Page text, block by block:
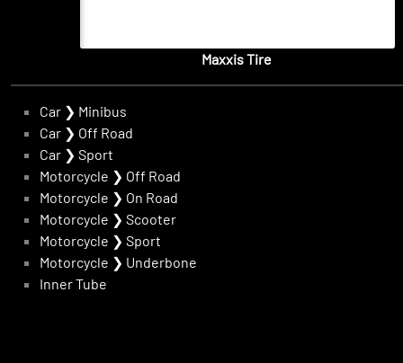
Maxxis Tire
Car ❯ Minibus
Car ❯ Off Road
Car ❯ Sport
Motorcycle ❯ Off Road
Motorcycle ❯ On Road
Motorcycle ❯ Scooter
Motorcycle ❯ Sport
Motorcycle ❯ Underbone
Inner Tube